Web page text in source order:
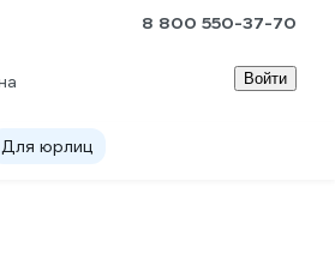
8 800 550-37-70
Войти
Для юрлиц